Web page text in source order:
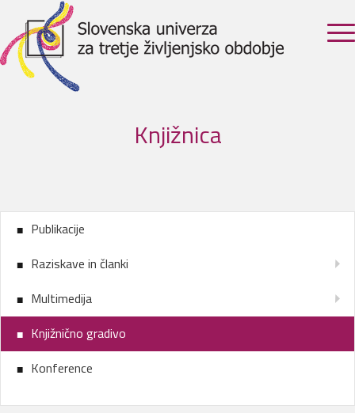
Knjižnica
Publikacije
Raziskave in članki
Multimedija
Knjižnično gradivo
Konference